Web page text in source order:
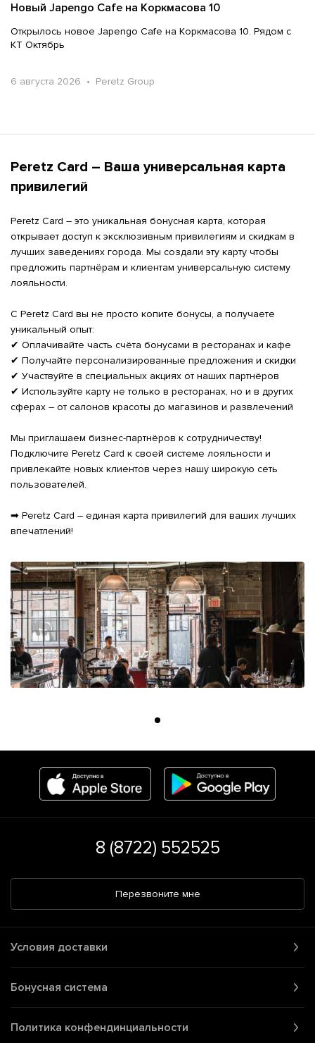
Новый Japengo Cafe на Коркмасова 10
Открылось новое Japengo Cafe на Коркмасова 10. Рядом с
КТ Октябрь
6 августа 2026 • Peretz Group
Peretz Card – Ваша универсальная карта
привилегий
Peretz Card – это уникальная бонусная карта, которая
открывает доступ к эксклюзивным привилегиям и скидкам в
лучших заведениях города. Мы создали эту карту чтобы
предложить партнёрам и клиентам универсальную систему
лояльности.
С Peretz Card вы не просто копите бонусы, а получаете
уникальный опыт:
✔ Оплачивайте часть счёта бонусами в ресторанах и кафе
✔ Получайте персонализированные предложения и скидки
✔ Участвуйте в специальных акциях от наших партнёров
✔ Используйте карту не только в ресторанах, но и в других
сферах – от салонов красоты до магазинов и развлечений
Мы приглашаем бизнес-партнёров к сотрудничеству!
Подключите Peretz Card к своей системе лояльности и
привлекайте новых клиентов через нашу широкую сеть
пользователей.
➡ Peretz Card – единая карта привилегий для ваших лучших
впечатлений!
8 (8722) 552525
Перезвоните мне
Условия доставки
Бонусная система
Политика конфендинциальности